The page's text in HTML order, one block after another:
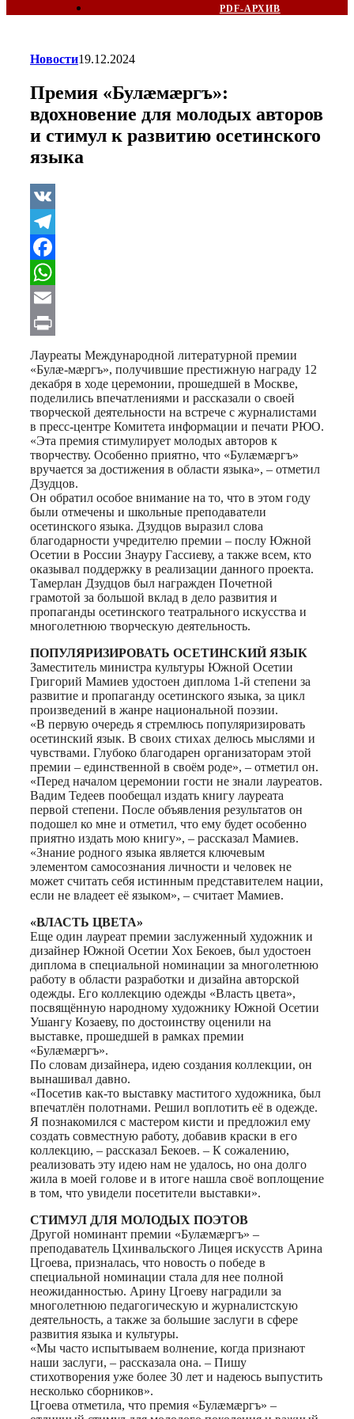
PDF-АРХИВ
Новости19.12.2024
Премия «Булӕмæргъ»:
вдохновение для молодых авторов
и стимул к развитию осетинского
языка
VK
Telegram
Facebook
WhatsApp
Email
Print
Лауреаты Международной литературной премии
«Булæ-мæргъ», получившие престижную награду 12
декабря в ходе церемонии, прошедшей в Москве,
поделились впечатлениями и рассказали о своей
творческой деятельности на встрече с журналистами
в пресс-центре Комитета информации и печати РЮО.
«Эта премия стимулирует молодых авторов к
творчеству. Особенно приятно, что «Булæмæргъ»
вручается за достижения в области языка», – отметил
Дзудцов.
Он обратил особое внимание на то, что в этом году
были отмечены и школьные преподаватели
осетинского языка. Дзудцов выразил слова
благодарности учредителю премии – послу Южной
Осетии в России Знауру Гассиеву, а также всем, кто
оказывал поддержку в реализации данного проекта.
Тамерлан Дзудцов был награжден Почетной
грамотой за большой вклад в дело развития и
пропаганды осетинского театрального искусства и
многолетнюю творческую деятельность.
ПОПУЛЯРИЗИРОВАТЬ ОСЕТИНСКИЙ ЯЗЫК
Заместитель министра культуры Южной Осетии
Григорий Мамиев удостоен диплома 1-й степени за
развитие и пропаганду осетинского языка, за цикл
произведений в жанре национальной поэзии.
«В первую очередь я стремлюсь популяризировать
осетинский язык. В своих стихах делюсь мыслями и
чувствами. Глубоко благодарен организаторам этой
премии – единственной в своём роде», – отметил он.
«Перед началом церемонии гости не знали лауреатов.
Вадим Тедеев пообещал издать книгу лауреата
первой степени. После объявления результатов он
подошел ко мне и отметил, что ему будет особенно
приятно издать мою книгу», – рассказал Мамиев.
«Знание родного языка является ключевым
элементом самосознания личности и человек не
может считать себя истинным представителем нации,
если не владеет её языком», – считает Мамиев.
«ВЛАСТЬ ЦВЕТА»
Еще один лауреат премии заслуженный художник и
дизайнер Южной Осетии Хох Бекоев, был удостоен
диплома в специальной номинации за многолетнюю
работу в области разработки и дизайна авторской
одежды. Его коллекцию одежды «Власть цвета»,
посвящённую народному художнику Южной Осетии
Ушангу Козаеву, по достоинству оценили на
выставке, прошедшей в рамках премии
«Булæмæргъ».
По словам дизайнера, идею создания коллекции, он
вынашивал давно.
«Посетив как-то выставку маститого художника, был
впечатлён полотнами. Решил воплотить её в одежде.
Я познакомился с мастером кисти и предложил ему
создать совместную работу, добавив краски в его
коллекцию, – рассказал Бекоев. – К сожалению,
реализовать эту идею нам не удалось, но она долго
жила в моей голове и в итоге нашла своё воплощение
в том, что увидели посетители выставки».
СТИМУЛ ДЛЯ МОЛОДЫХ ПОЭТОВ
Другой номинант премии «Булæмæргъ» –
преподаватель Цхинвальского Лицея искусств Арина
Цгоева, призналась, что новость о победе в
специальной номинации стала для нее полной
неожиданностью. Арину Цгоеву наградили за
многолетнюю педагогическую и журналистскую
деятельность, а также за большие заслуги в сфере
развития языка и культуры.
«Мы часто испытываем волнение, когда признают
наши заслуги, – рассказала она. – Пишу
стихотворения уже более 30 лет и надеюсь выпустить
несколько сборников».
Цгоева отметила, что премия «Булæмæргъ» –